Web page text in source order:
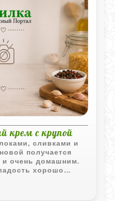
крем с крупой
сливками и
получается
очень домашним.
хорошо
текстурой и